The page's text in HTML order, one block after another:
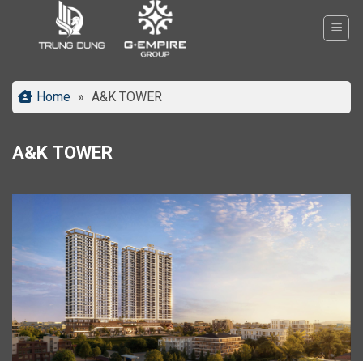
Home » A&K TOWER
A&K TOWER